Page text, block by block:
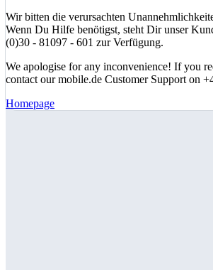
Wir bitten die verursachten
Wenn Du Hilfe benötigst, steht Dir unser
(0)30 - 81097 - 601 zur Verfügung.
We apologise for any inconvenience! If you
contact our mobile.de Customer Support on
Homepage